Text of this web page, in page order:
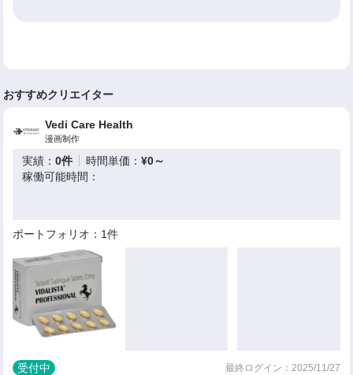
おすすめクリエイター
Vedi Care Health
漫画制作
実績：0件 時間単価：¥0～
稼働可能時間：
ポートフォリオ：1件
受付中 最終ログイン：2025/11/27